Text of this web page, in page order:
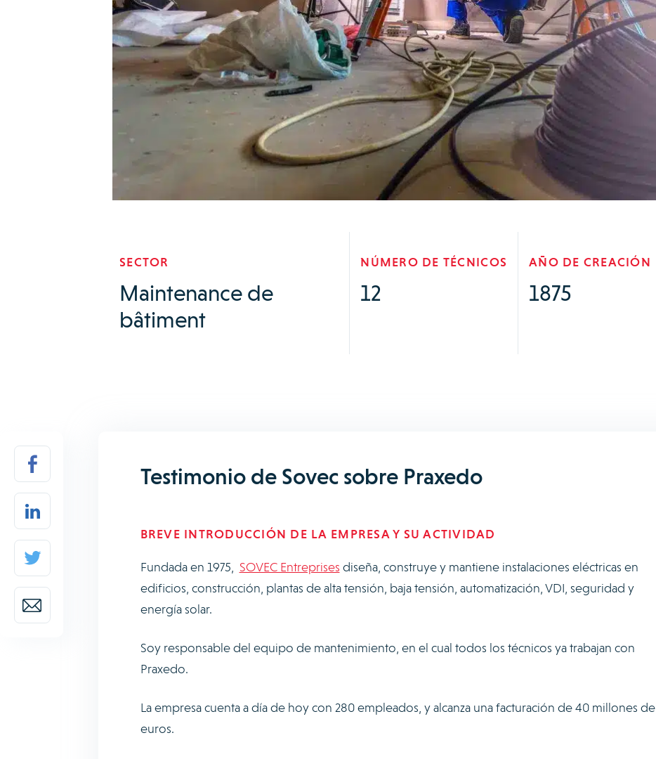
SECTOR
Maintenance de
bâtiment
NÚMERO DE TÉCNICOS
12
AÑO DE CREACIÓN
1875
Testimonio de Sovec sobre Praxedo
BREVE INTRODUCCIÓN DE LA EMPRESA Y SU ACTIVIDAD
Fundada en 1975, SOVEC Entreprises diseña, construye y mantiene instalaciones eléctricas en
edificios, construcción, plantas de alta tensión, baja tensión, automatización, VDI, seguridad y
energía solar.
Soy responsable del equipo de mantenimiento, en el cual todos los técnicos ya trabajan con
Praxedo.
La empresa cuenta a día de hoy con 280 empleados, y alcanza una facturación de 40 millones de
euros.